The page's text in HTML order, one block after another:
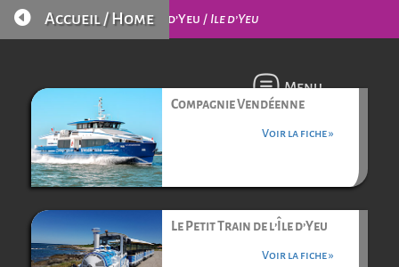
L’Île d’Yeu / Ile d’Yeu
 Accueil / Home
Menu
Compagnie Vendéenne
Voir la fiche »
Le Petit Train de l’Île d’Yeu
Voir la fiche »